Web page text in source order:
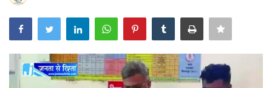
Contact
छत्तीसगढ़ राज्य